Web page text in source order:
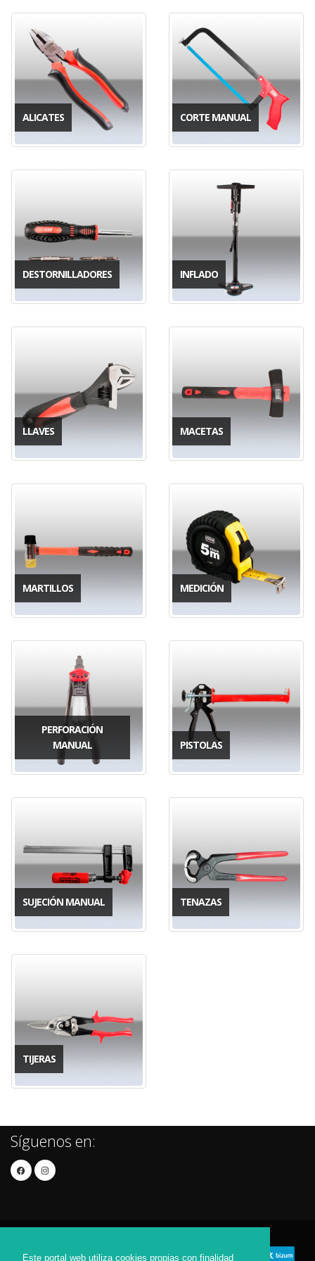
Este portal web utiliza cookies propias con finalidad
ALICATES CORTE MANUAL
DESTORNILLADORES INFLADO
LLAVES MACETAS
MARTILLOS MEDICIÓN
PERFORACIÓN
MANUAL
PISTOLAS
SUJECIÓN MANUAL TENAZAS
TIJERAS
Síguenos en: